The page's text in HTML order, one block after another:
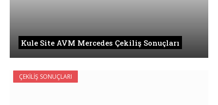
Kule Site AVM Mercedes Çekiliş Sonuçları
ÇEKILIŞ SONUÇLARI